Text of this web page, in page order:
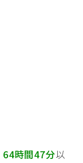
64時間47分以